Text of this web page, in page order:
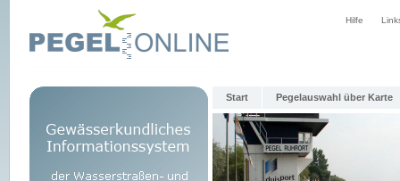
Hilfe
Start Pegelauswahl über Karte